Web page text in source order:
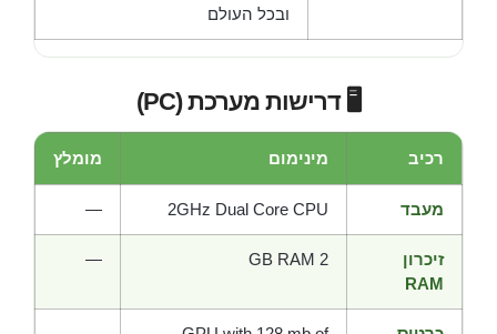
ובכל העולם
🖥️ דרישות מערכת (PC)
רכיב מינימום מומלץ
מעבד 2GHz Dual Core CPU
—
זיכרון
RAM
2 GB RAM
—